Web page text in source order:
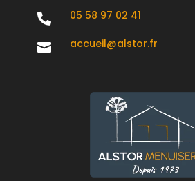
 05 58 97 02 41
 accueil@alstor.fr